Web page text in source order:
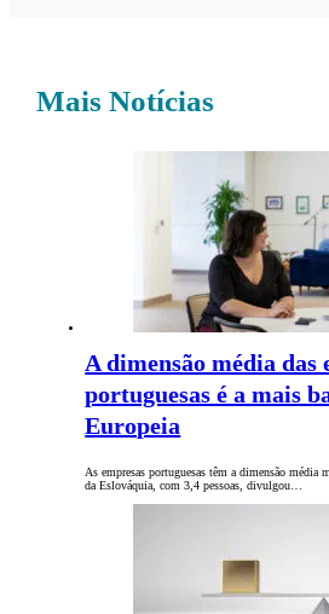
Mais Notícias
A dimensão média das
portuguesas é a mais
Europeia
As empresas portuguesas têm a dimensão média
da Eslováquia, com 3,4 pessoas, divulgou…